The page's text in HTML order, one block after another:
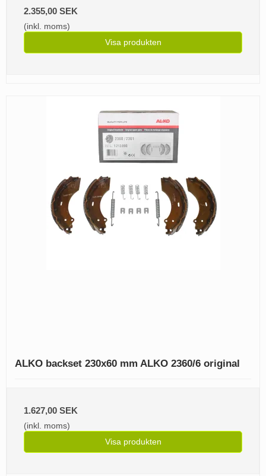
2.355,00 SEK
(inkl. moms)
Visa produkten
ALKO backset 230x60 mm ALKO 2360/6 original
1.627,00 SEK
(inkl. moms)
Visa produkten